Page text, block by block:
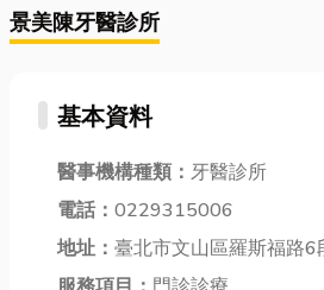
景美陳牙醫診所
基本資料
醫事機構種類： 牙醫診所
電話： 0229315006
地址： 臺北市文山區羅斯福路